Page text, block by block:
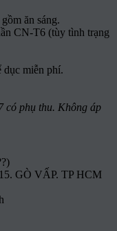
ăn sáng.
CN-T6 (tùy tình trạng
dục miễn phí.
có phụ thu. Không áp
GÒ VẤP. TP HCM